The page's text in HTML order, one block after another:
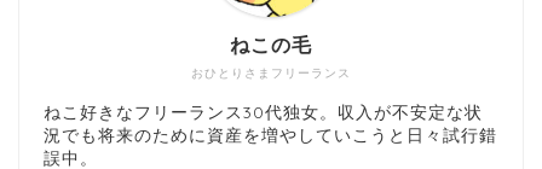
おひとりさまフリーランス
ねこの毛
ねこ好きなフリーランス30代独女。収入が不安定な状
況でも将来のために資産を増やしていこうと日々試行錯
誤中。